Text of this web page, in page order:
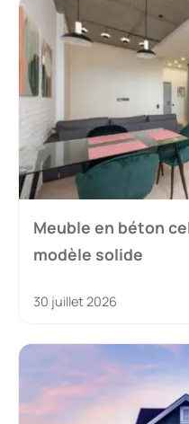
Meuble en béton
modèle solide
30 juillet 2026